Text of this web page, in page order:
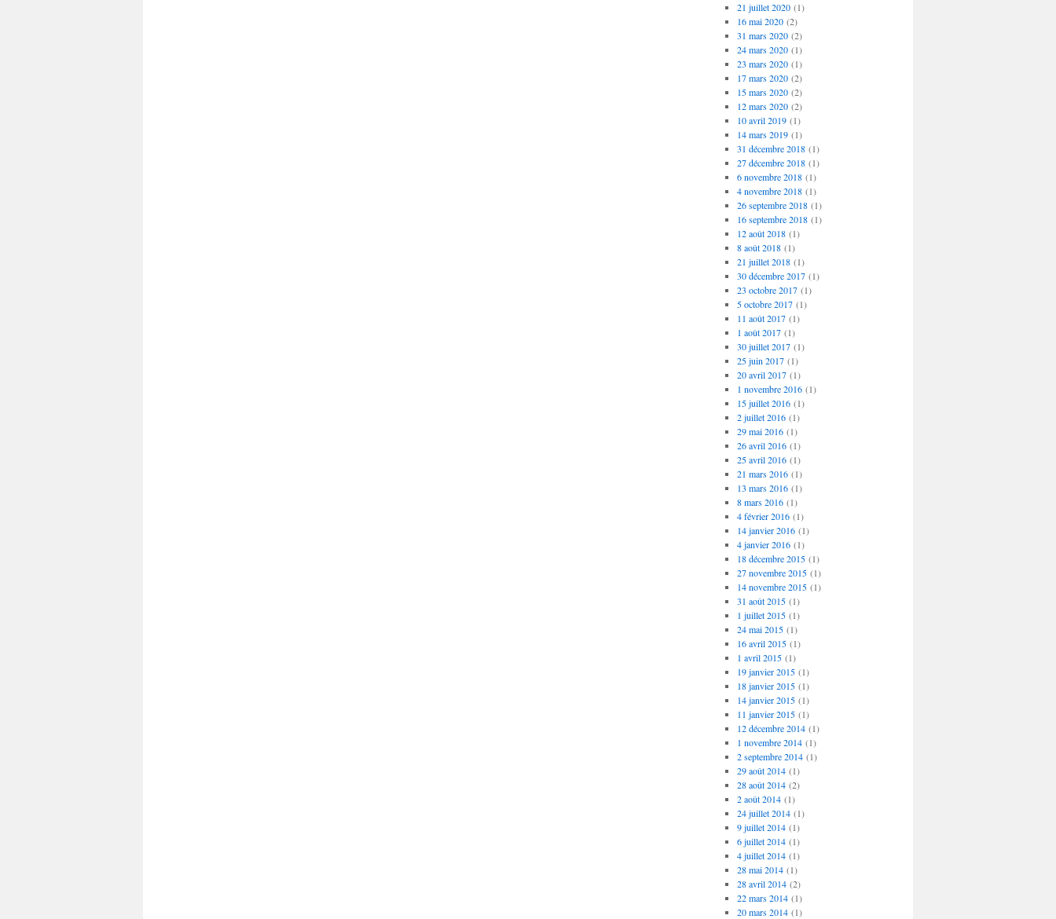
21 juillet 2020(1)
16 mai 2020(2)
31 mars 2020(2)
24 mars 2020(1)
23 mars 2020(1)
17 mars 2020(2)
15 mars 2020(2)
12 mars 2020(2)
10 avril 2019(1)
14 mars 2019(1)
31 décembre 2018(1)
27 décembre 2018(1)
6 novembre 2018(1)
4 novembre 2018(1)
26 septembre 2018(1)
16 septembre 2018(1)
12 août 2018(1)
8 août 2018(1)
21 juillet 2018(1)
30 décembre 2017(1)
23 octobre 2017(1)
5 octobre 2017(1)
11 août 2017(1)
1 août 2017(1)
30 juillet 2017(1)
25 juin 2017(1)
20 avril 2017(1)
1 novembre 2016(1)
15 juillet 2016(1)
2 juillet 2016(1)
29 mai 2016(1)
26 avril 2016(1)
25 avril 2016(1)
21 mars 2016(1)
13 mars 2016(1)
8 mars 2016(1)
4 février 2016(1)
14 janvier 2016(1)
4 janvier 2016(1)
18 décembre 2015(1)
27 novembre 2015(1)
14 novembre 2015(1)
31 août 2015(1)
1 juillet 2015(1)
24 mai 2015(1)
16 avril 2015(1)
1 avril 2015(1)
19 janvier 2015(1)
18 janvier 2015(1)
14 janvier 2015(1)
11 janvier 2015(1)
12 décembre 2014(1)
1 novembre 2014(1)
2 septembre 2014(1)
29 août 2014(1)
28 août 2014(2)
2 août 2014(1)
24 juillet 2014(1)
9 juillet 2014(1)
6 juillet 2014(1)
4 juillet 2014(1)
28 mai 2014(1)
28 avril 2014(2)
22 mars 2014(1)
20 mars 2014(1)